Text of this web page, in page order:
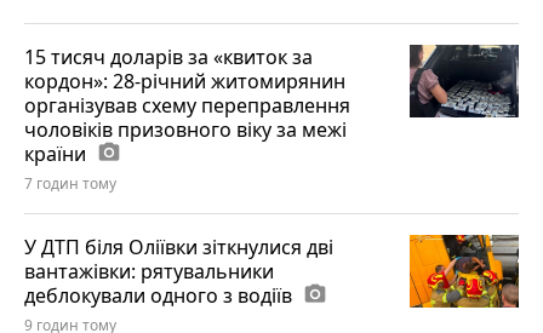
15 тисяч доларів за «квиток за
кордон»: 28-річний житомирянин
організував схему переправлення
чоловіків призовного віку за межі
країни photo_camera
7 годин тому
У ДТП біля Оліївки зіткнулися дві
вантажівки: рятувальники
деблокували одного з водіїв photo_camera
9 годин тому